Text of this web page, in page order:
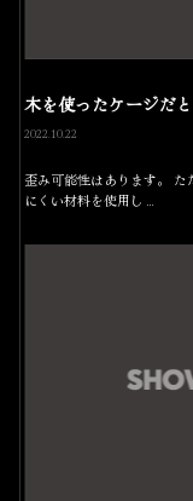
木を使ったケージだ
2022.10.22
歪み可能性はあります。 た
にくい材料を使用し…